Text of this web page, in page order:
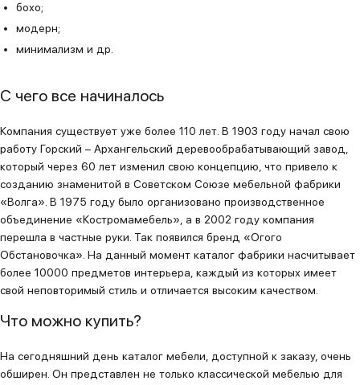
бохо;
модерн;
минимализм и др.
С чего все начиналось
Компания существует уже более 110 лет. В 1903 году начал свою
работу Горский – Архангельский деревообрабатывающий завод,
который через 60 лет изменил свою концепцию, что привело к
созданию знаменитой в Советском Союзе мебельной фабрики
«Волга». В 1975 году было организовано производственное
объединение «Костромамебель», а в 2002 году компания
перешла в частные руки. Так появился бренд «Огого
Обстановочка». На данный момент каталог фабрики насчитывает
более 10000 предметов интерьера, каждый из которых имеет
свой неповторимый стиль и отличается высоким качеством.
Что можно купить?
На сегодняшний день каталог мебели, доступной к заказу, очень
обширен. Он представлен не только классической мебелью для